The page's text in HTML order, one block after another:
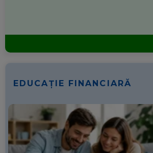
EDUCAȚIE FINANCIARĂ